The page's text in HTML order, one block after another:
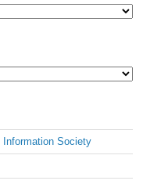
Society